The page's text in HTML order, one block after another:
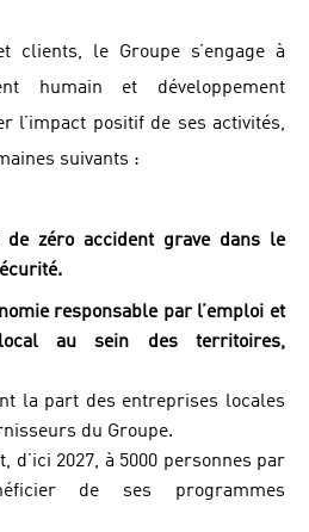
clients, le Groupe s’engage à
humain et développement
l’impact positif de ses activités,
suivants :
de zéro accident grave dans le
responsable par l’emploi et
au sein des territoires,
la part des entreprises locales
du Groupe.
d’ici 2027, à 5000 personnes par
de ses programmes